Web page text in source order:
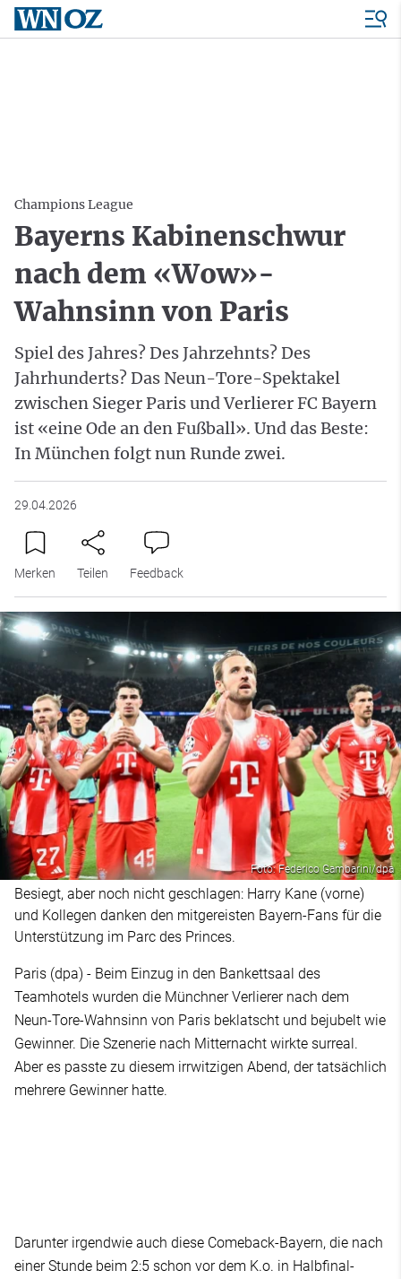
Champions League
Bayerns Kabinenschwur
nach dem «Wow»-
Wahnsinn von Paris
Spiel des Jahres? Des Jahrzehnts? Des
Jahrhunderts? Das Neun-Tore-Spektakel
zwischen Sieger Paris und Verlierer FC Bayern
ist «eine Ode an den Fußball». Und das Beste:
In München folgt nun Runde zwei.
29.04.2026
Merken Teilen Feedback
Foto: Federico Gambarini/dpa
Besiegt, aber noch nicht geschlagen: Harry Kane (vorne)
und Kollegen danken den mitgereisten Bayern-Fans für die
Unterstützung im Parc des Princes.
Paris (dpa) - Beim Einzug in den Bankettsaal des
Teamhotels wurden die Münchner Verlierer nach dem
Neun-Tore-Wahnsinn von Paris beklatscht und bejubelt wie
Gewinner. Die Szenerie nach Mitternacht wirkte surreal.
Aber es passte zu diesem irrwitzigen Abend, der tatsächlich
mehrere Gewinner hatte.
Darunter irgendwie auch diese Comeback-Bayern, die nach
einer Stunde beim 2:5 schon vor dem K.o. in Halbfinal-